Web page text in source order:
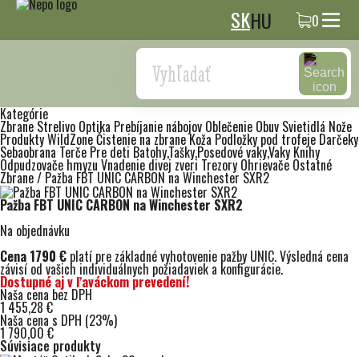
SKHU 0
Search
Kategórie
Zbrane Strelivo Optika Prebíjanie nábojov Oblečenie Obuv Svietidlá Nože
Produkty WildZoneČistenie na zbraneKoža Podložky pod trofeje Darčeky
Sebaobrana Terče Pre deti Batohy,Tašky,Posedové vaky,Vaky Knihy
Odpudzovače hmyzu Vnadenie divej zveri Trezory Ohrievače Ostatné
Zbrane/ Pažba FBT UNIC CARBON na Winchester SXR2
Pažba FBT UNIC CARBON na Winchester SXR2
Na objednávku
Cena 1790 € platí pre základné vyhotovenie pažby UNIC. Výsledná cena
závisí od vašich individuálnych požiadaviek a konfigurácie.
Dostupné aj v ľaváckom prevedení!
Naša cena bez DPH
1 455,28 €
Naša cena s DPH (23%)
1 790,00 €
Súvisiace produkty